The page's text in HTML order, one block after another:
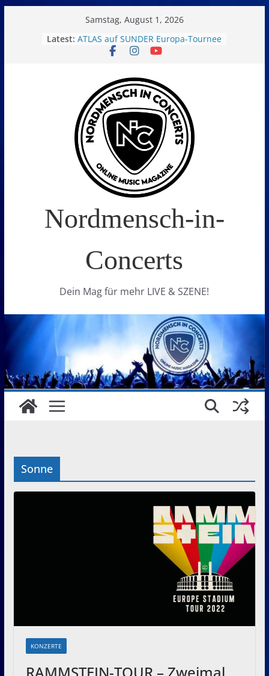
Samstag, August 1, 2026
Latest: ATLAS auf SUNDER Europa-Tournee
Oelde Open Air 2026
Metal und Camping in
Freißenbüttel (Ausverkauft!)
FEED THE SICKNESS im Interview
I Prevail – Violent Nature Europe
Tour
Nordmensch-in-
Concerts
Dein Mag für mehr LIVE & SZENE!
Sonne
KONZERTE
RAMMSTEIN-TOUR – Zweimal